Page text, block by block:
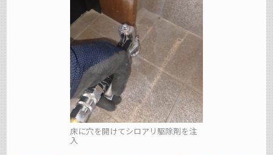
床に穴を開けてシロアリ駆除剤を注
入